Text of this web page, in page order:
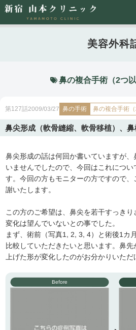
休診日 水・日・祝日
ご予約前に必ず下記のページをご確認くださ
ご予約について
無料相談
※初診の方専用
無料相談・
ご予約・
お問い合わせ
美容外科
鼻の複合手術（2つ以
第127話2009/03/27 鼻の手術 鼻の複合手術（
鼻尖形成（軟骨縫縮、軟骨移植）、
鼻尖形成の話は何回か書いていますが
いませんでしたので、今回はこれにつ
す。今回の方もモニターの方ですので
謝いたします。
この方のご希望は、鼻尖を若干すっき
変化は望んでいないとの事でした。
まず、術前（写真1, 2, 3, 4）と術後1カ
比較していただきたいと思います。鼻
上げた形が変化したのがお分かりいただ
Before